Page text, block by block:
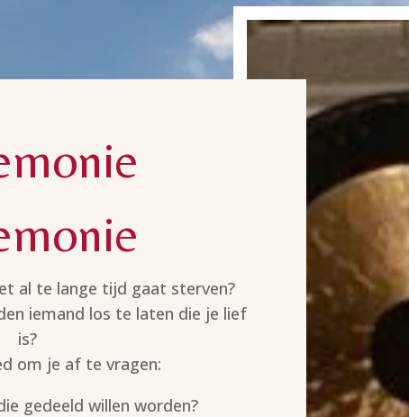
al te lange tijd gaat sterven?
iemand los te laten die je lief
is?
om je af te vragen:
gedeeld willen worden?